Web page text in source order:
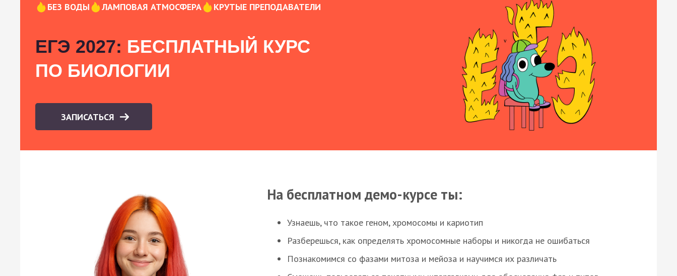
БЕЗ ВОДЫ ЛАМПОВАЯ АТМОСФЕРА КРУТЫЕ ПРЕПОДАВАТЕЛИ
ЕГЭ 2027: БЕСПЛАТНЫЙ КУРС
ПО БИОЛОГИИ
ЗАПИСАТЬСЯ
На бесплатном демо-курсе ты:
Узнаешь, что такое геном, хромосомы и кариотип
Разберешься, как определять хромосомные наборы и никогда не ошибаться
Познакомимся со фазами митоза и мейоза и научимся их различать